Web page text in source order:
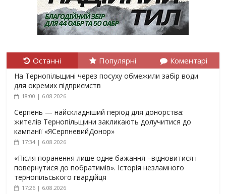
Останні Популярні Коментарі
На Тернопільщині через посуху обмежили забір води
для окремих підприємств
18:00 | 6.08.2026
Серпень — найскладніший період для донорства:
жителів Тернопільщини закликають долучитися до
кампанії «ЯСерпневийДонор»
17:34 | 6.08.2026
«Після поранення лише одне бажання –відновитися і
повернутися до побратимів». Історія незламного
тернопільського гвардійця
17:26 | 6.08.2026